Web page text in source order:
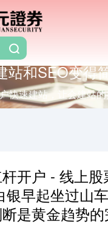
站和SEO变得
快速建站，让会建站
开户 - 线上
银早起坐过山
是黄金趋势的